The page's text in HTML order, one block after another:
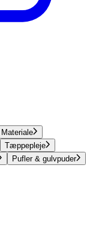
Materiale
Tæppepleje
Pufler & gulvpuder